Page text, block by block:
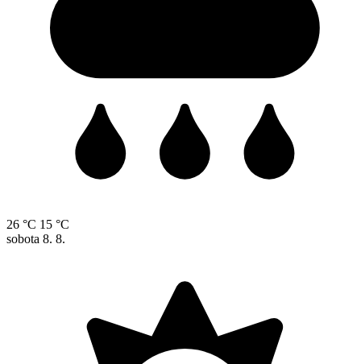
26 °C 15 °C
sobota 8. 8.